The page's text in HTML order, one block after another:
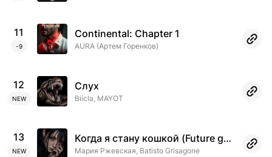
11
-9
Continental: Chapter 1
AURA (Артем Горенков)
12
NEW
Слух
Biicla, MAYOT
13
NEW
Когда я стану кошкой (Future garage remix)
Мария Ржевская, Batisto Grisagone